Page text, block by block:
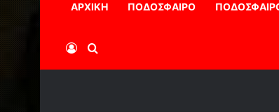
ΑΡΧΙΚΗ ΠΟΔΟΣΦΑΙΡΟ
Log InΑναζήτηση